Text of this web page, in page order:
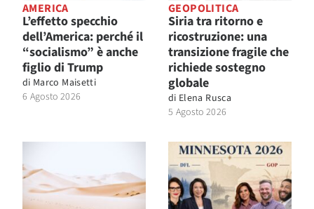
AMERICA
L’effetto specchio
dell’America: perché il
“socialismo” è anche
figlio di Trump
di Marco Maisetti
6 Agosto 2026
GEOPOLITICA
Siria tra ritorno e
ricostruzione: una
transizione fragile che
richiede sostegno
globale
di Elena Rusca
5 Agosto 2026